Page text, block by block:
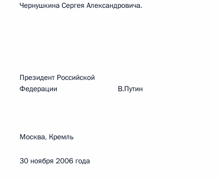
Чернушкина Сергея Александровича.
Президент Российской
Федерации В.Путин
Москва, Кремль
30 ноября 2006 года